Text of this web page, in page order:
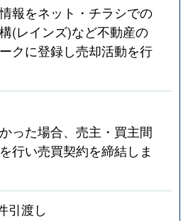
報をネット・チラシでの
(レインズ)など不動産の
クに登録し売却活動を行
った場合、売主・買主間
行い売買契約を締結しま
引渡し